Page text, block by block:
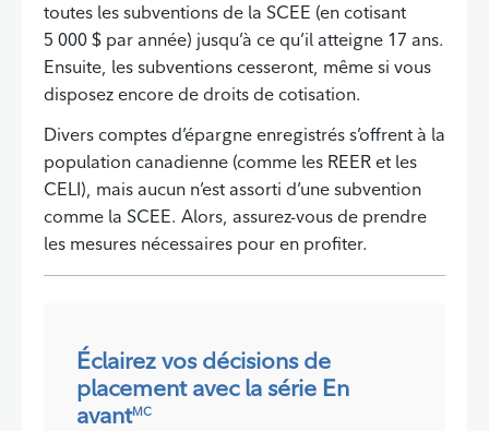
toutes les subventions de la SCEE (en cotisant
5 000 $ par année) jusqu’à ce qu’il atteigne 17 ans.
Ensuite, les subventions cesseront, même si vous
disposez encore de droits de cotisation.
Divers comptes d’épargne enregistrés s’offrent à la
population canadienne (comme les REER et les
CELI), mais aucun n’est assorti d’une subvention
comme la SCEE. Alors, assurez-vous de prendre
les mesures nécessaires pour en profiter.
Éclairez vos décisions de
placement avec la série En
avantMC